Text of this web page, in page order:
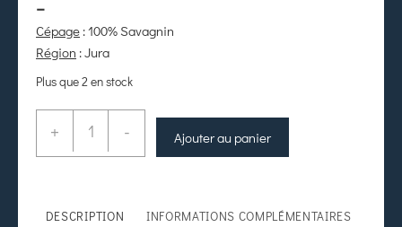
–
Cépage : 100% Savagnin
Région : Jura
Plus que 2 en stock
+ - Ajouter au panier
DESCRIPTION INFORMATIONS COMPLÉMENTAIRES